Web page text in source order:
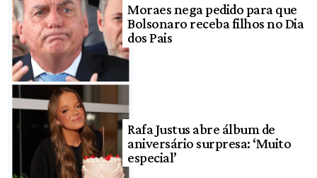
Moraes nega pedido para que
Bolsonaro receba filhos no Dia
dos Pais
Rafa Justus abre álbum de
aniversário surpresa: ‘Muito
especial’